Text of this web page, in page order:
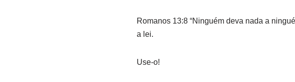
Romanos 13:8 “Ninguém deva nada a
a lei.
Use-o!